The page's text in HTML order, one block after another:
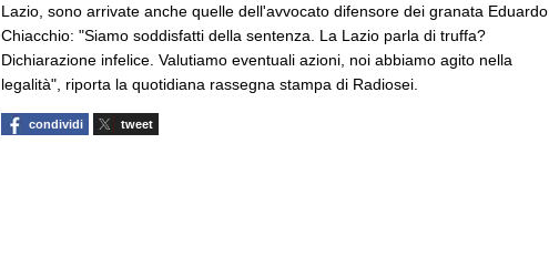
Lazio, sono arrivate anche quelle dell'avvocato difensore dei granata Eduardo
Chiacchio: "Siamo soddisfatti della sentenza. La Lazio parla di truffa?
Dichiarazione infelice. Valutiamo eventuali azioni, noi abbiamo agito nella
legalità", riporta la quotidiana rassegna stampa di Radiosei.
condividi tweet